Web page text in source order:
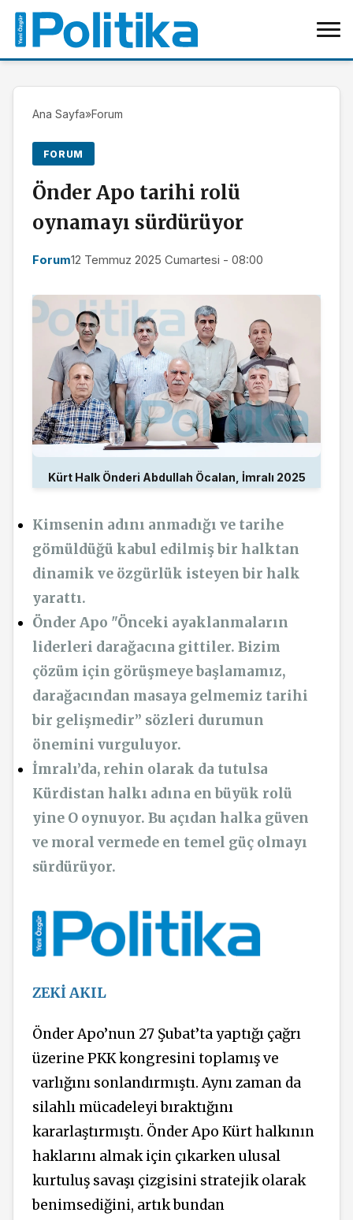
Ana Sayfa»Forum
FORUM
Önder Apo tarihi rolü
oynamayı sürdürüyor
Forum12 Temmuz 2025 Cumartesi - 08:00
Kürt Halk Önderi Abdullah Öcalan, İmralı 2025
Kimsenin adını anmadığı ve tarihe
gömüldüğü kabul edilmiş bir halktan
dinamik ve özgürlük isteyen bir halk
yarattı.
Önder Apo "Önceki ayaklanmaların
liderleri darağacına gittiler. Bizim
çözüm için görüşmeye başlamamız,
darağacından masaya gelmemiz tarihi
bir gelişmedir’’ sözleri durumun
önemini vurguluyor.
İmralı’da, rehin olarak da tutulsa
Kürdistan halkı adına en büyük rolü
yine O oynuyor. Bu açıdan halka güven
ve moral vermede en temel güç olmayı
sürdürüyor.
ZEKİ AKIL
Önder Apo’nun 27 Şubat’ta yaptığı çağrı
üzerine PKK kongresini toplamış ve
varlığını sonlandırmıştı. Aynı zaman da
silahlı mücadeleyi bıraktığını
kararlaştırmıştı. Önder Apo Kürt halkının
haklarını almak için çıkarken ulusal
kurtuluş savaşı çizgisini stratejik olarak
benimsediğini, artık bundan